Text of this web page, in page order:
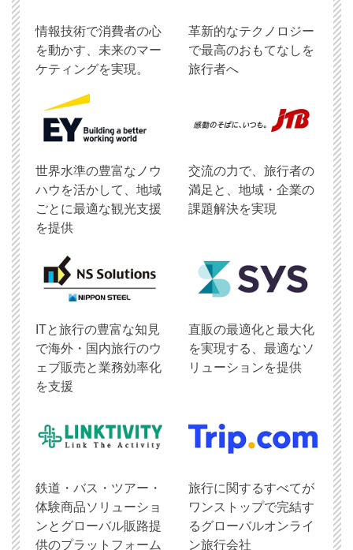
情報技術で消費者の心
を動かす、未来のマー
ケティングを実現。
革新的なテクノロジー
で最高のおもてなしを
旅行者へ
世界水準の豊富なノウ
ハウを活かして、地域
ごとに最適な観光支援
を提供
交流の力で、旅行者の
満足と、地域・企業の
課題解決を実現
ITと旅行の豊富な知見
で海外・国内旅行のウ
ェブ販売と業務効率化
を支援
直販の最適化と最大化
を実現する、最適なソ
リューションを提供
鉄道・バス・ツアー・
体験商品ソリューショ
ンとグローバル販路提
供のプラットフォーム
旅行に関するすべてが
ワンストップで完結す
るグローバルオンライ
ン旅行会社